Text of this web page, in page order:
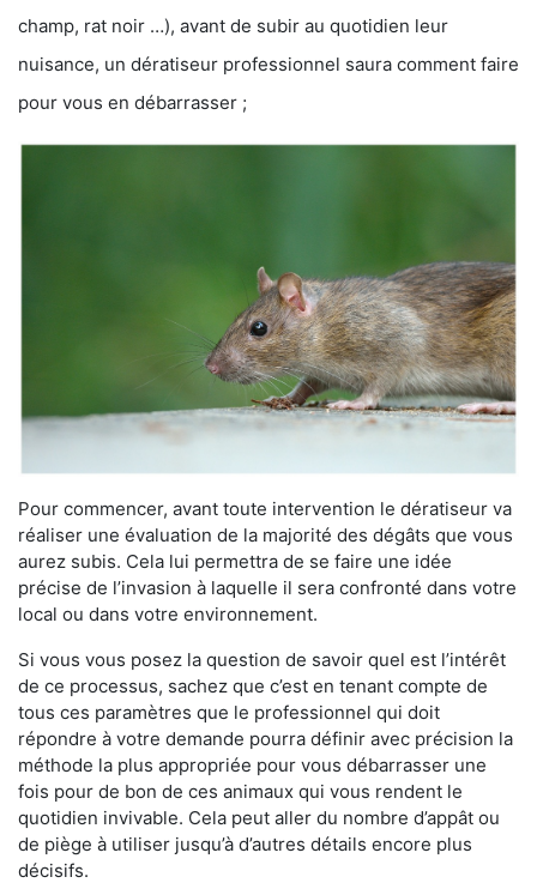
champ, rat noir …), avant de subir au quotidien leur
nuisance, un dératiseur professionnel saura comment faire
pour vous en débarrasser ;
Pour commencer, avant toute intervention le dératiseur va
réaliser une évaluation de la majorité des dégâts que vous
aurez subis. Cela lui permettra de se faire une idée
précise de l’invasion à laquelle il sera confronté dans votre
local ou dans votre environnement.
Si vous vous posez la question de savoir quel est l’intérêt
de ce processus, sachez que c’est en tenant compte de
tous ces paramètres que le professionnel qui doit
répondre à votre demande pourra définir avec précision la
méthode la plus appropriée pour vous débarrasser une
fois pour de bon de ces animaux qui vous rendent le
quotidien invivable. Cela peut aller du nombre d’appât ou
de piège à utiliser jusqu’à d’autres détails encore plus
décisifs.